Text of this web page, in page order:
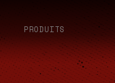
PRODUITS